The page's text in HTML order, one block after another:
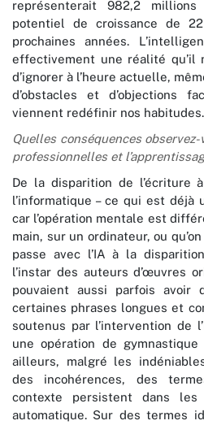
représenterait 982,2
potentiel de croissance de
prochaines années.
effectivement une réalité qu’il
d’ignorer à l’heure actuelle,
d’obstacles et d’objections
viennent redéfinir nos habitudes.
Quelles conséquences
professionnelles et
De la disparition de l’écriture
l’informatique – ce qui est déjà
car l’opération mentale est
main, sur un ordinateur, ou
passe avec l’IA à la
l’instar des auteurs d’œuvres
pouvaient aussi parfois
certaines phrases longues et
soutenus par l’intervention de
une opération de
ailleurs, malgré les
des incohérences, des
contexte persistent dans
automatique. Sur des termes